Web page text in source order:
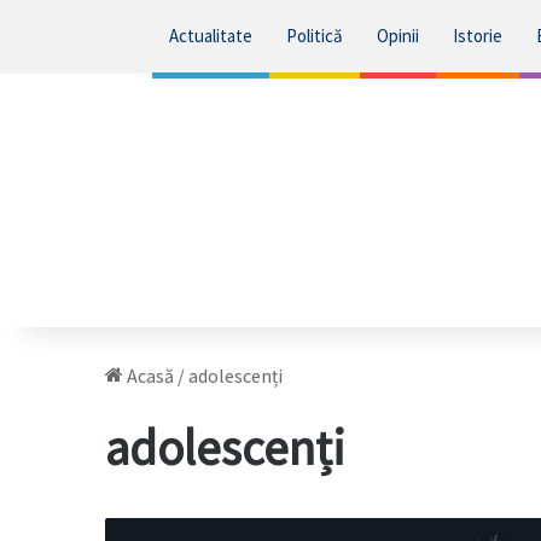
Actualitate Politică Opinii Istorie
Acasă /adolescenți
adolescenți